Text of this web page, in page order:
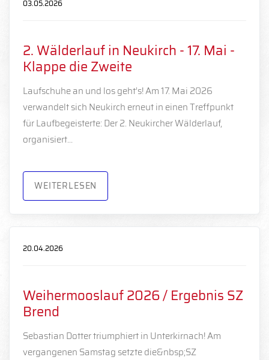
03.05.2026
2. Wälderlauf in Neukirch - 17. Mai -
Klappe die Zweite
Laufschuhe an und los geht’s! Am 17. Mai 2026
verwandelt sich Neukirch erneut in einen Treffpunkt
für Laufbegeisterte: Der 2. Neukircher Wälderlauf,
organisiert…
WEITERLESEN
20.04.2026
Weihermooslauf 2026 / Ergebnis SZ
Brend
Sebastian Dotter triumphiert in Unterkirnach! Am
vergangenen Samstag setzte die&nbsp;SZ